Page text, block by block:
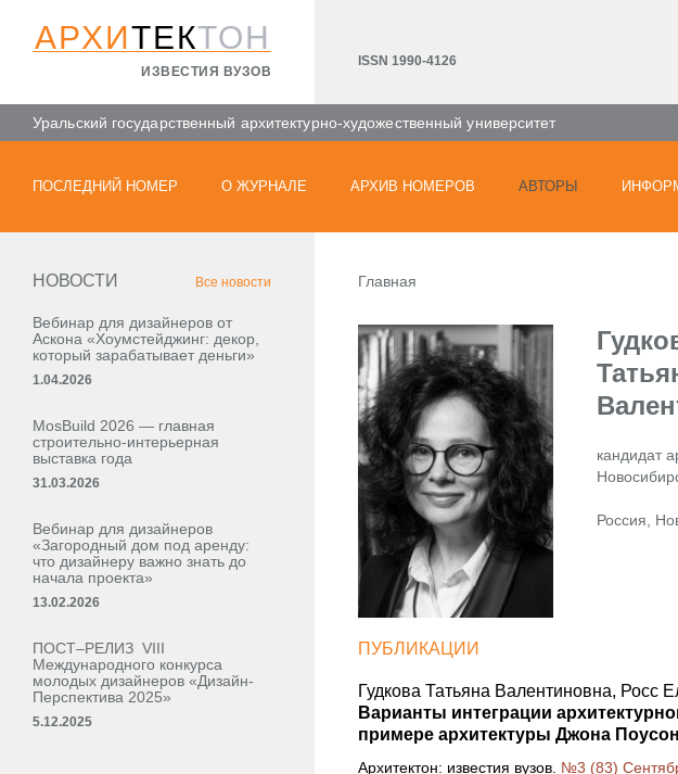
АРХИТЕКТОН
ИЗВЕСТИЯ ВУЗОВ
ISSN 1990-4126
Уральский государственный архитектурно-художественный университет
ПОСЛЕДНИЙ НОМЕР О ЖУРНАЛЕ АРХИВ НОМЕРОВ АВТОРЫ
НОВОСТИ Все новости
Вебинар для дизайнеров от
Аскона «Хоумстейджинг: декор,
который зарабатывает деньги»
1.04.2026
MosBuild 2026 — главная
строительно-интерьерная
выставка года
31.03.2026
Вебинар для дизайнеров
«Загородный дом под аренду:
что дизайнеру важно знать до
начала проекта»
13.02.2026
ПОСТ–РЕЛИЗ VIII
Международного конкурса
молодых дизайнеров «Дизайн-
Перспектива 2025»
5.12.2025
Главная
кандидат
Россия,
ПУБЛИКАЦИИ
Гудкова Татьяна Валентиновна, Росс
Варианты интеграции
примере архитектуры Джона
Архитектон: известия вузов. №3 (83)